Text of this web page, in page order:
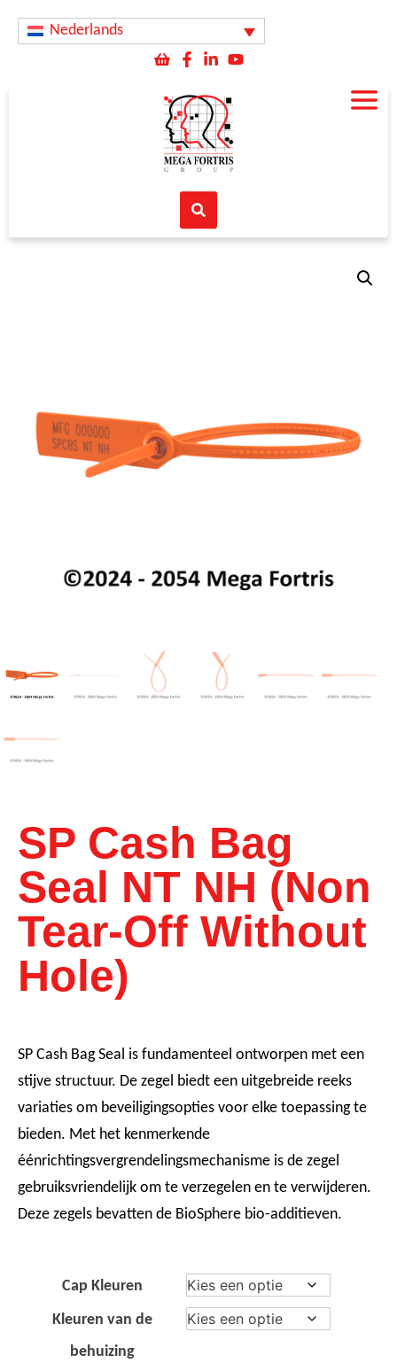
Nederlands
SP Cash Bag
Seal NT NH (Non
Tear-Off Without
Hole)
SP Cash Bag Seal is fundamenteel ontworpen met een
stijve structuur. De zegel biedt een uitgebreide reeks
variaties om beveiligingsopties voor elke toepassing te
bieden. Met het kenmerkende
éénrichtingsvergrendelingsmechanisme is de zegel
gebruiksvriendelijk om te verzegelen en te verwijderen.
Deze zegels bevatten de BioSphere bio-additieven.
Cap Kleuren
Kleuren van de
behuizing